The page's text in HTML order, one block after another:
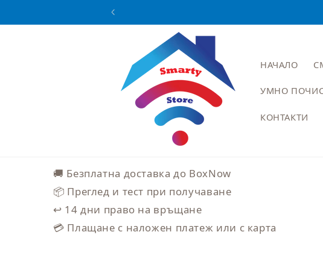
НАЧАЛО
УМНО
КОНТАКТИ
🚚 Безплатна доставка до BoxNow
📦 Преглед и тест при получаване
↩️ 14 дни право на връщане
💳 Плащане с наложен платеж или с карта